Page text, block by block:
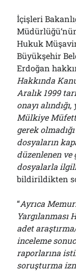
İçişleri
Hukuk
Büyükşehir
Erdoğan
Hakkında
Aralık 1999
onayı
Mülkiye
gerek
dosyaların
düzenlenen
dosyalarla
bildirildikten
“Ayrıca
Yargılanması
adet
inceleme
raporlarına
soruşturma